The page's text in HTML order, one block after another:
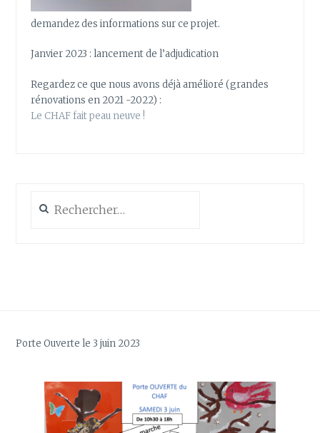
demandez des informations sur ce projet.
Janvier 2023 : lancement de l’adjudication
Regardez ce que nous avons déjà amélioré (grandes
rénovations en 2021 -2022) :
Le CHAF fait peau neuve !
Porte Ouverte le 3 juin 2023